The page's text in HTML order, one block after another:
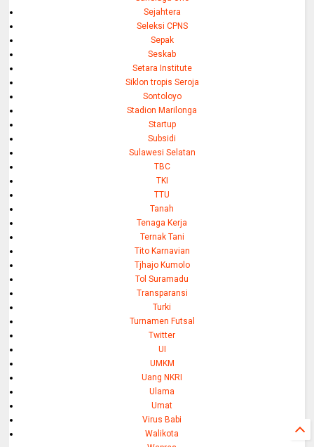
Sejahtera
Seleksi CPNS
Sepak
Seskab
Setara Institute
Siklon tropis Seroja
Sontoloyo
Stadion Marilonga
Startup
Subsidi
Sulawesi Selatan
TBC
TKI
TTU
Tanah
Tenaga Kerja
Ternak Tani
Tito Karnavian
Tjhajo Kumolo
Tol Suramadu
Transparansi
Turki
Turnamen Futsal
Twitter
UI
UMKM
Uang NKRI
Ulama
Umat
Virus Babi
Walikota